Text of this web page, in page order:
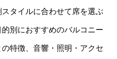
スタイルに合わせて席を選ぶ
別におすすめのバルコニー
特徴、音響・照明・アクセ